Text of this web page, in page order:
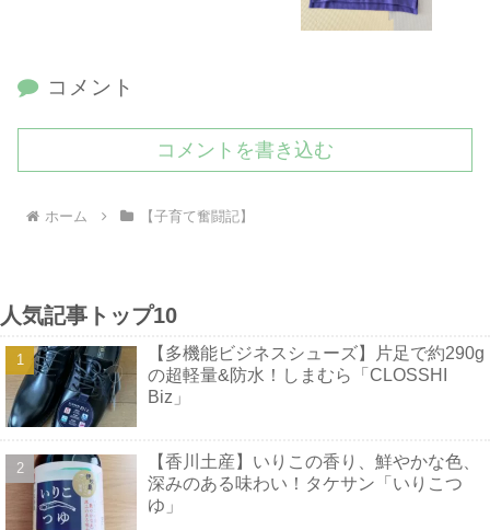
コメント
コメントを書き込む
ホーム 【子育て奮闘記】
人気記事トップ10
【多機能ビジネスシューズ】片足で約290g
の超軽量&防水！しまむら「CLOSSHI
Biz」
【香川土産】いりこの香り、鮮やかな色、
深みのある味わい！タケサン「いりこつ
ゆ」